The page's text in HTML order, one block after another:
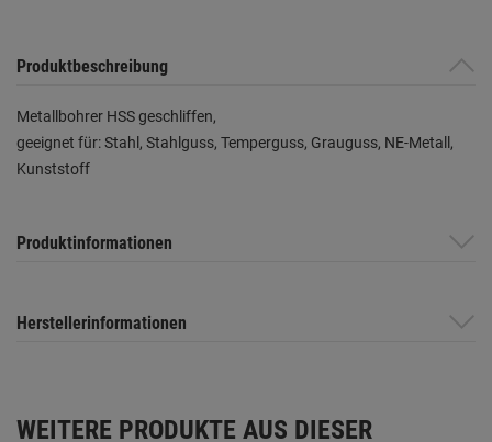
Produktbeschreibung
Metallbohrer HSS geschliffen,
geeignet für: Stahl, Stahlguss, Temperguss, Grauguss, NE-Metall,
Kunststoff
Produktinformationen
Herstellerinformationen
WEITERE PRODUKTE AUS DIESER